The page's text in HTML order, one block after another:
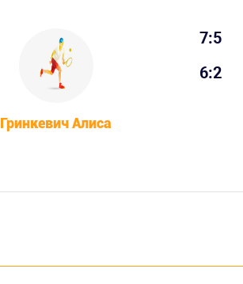
Гринкевич Алиса
7:5
6:2